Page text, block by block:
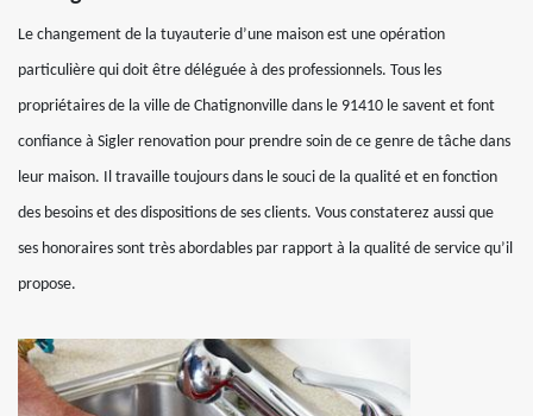
Le changement de la tuyauterie d’une maison est une opération
particulière qui doit être déléguée à des professionnels. Tous les
propriétaires de la ville de Chatignonville dans le 91410 le savent et font
confiance à Sigler renovation pour prendre soin de ce genre de tâche dans
leur maison. Il travaille toujours dans le souci de la qualité et en fonction
des besoins et des dispositions de ses clients. Vous constaterez aussi que
ses honoraires sont très abordables par rapport à la qualité de service qu’il
propose.